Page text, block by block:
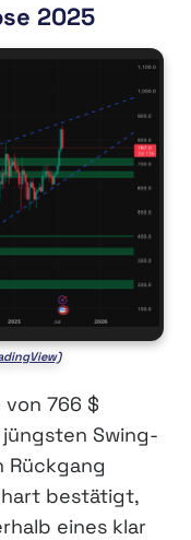
2025
von 766 $
Swing-
Rückgang
bestätigt,
eines klar